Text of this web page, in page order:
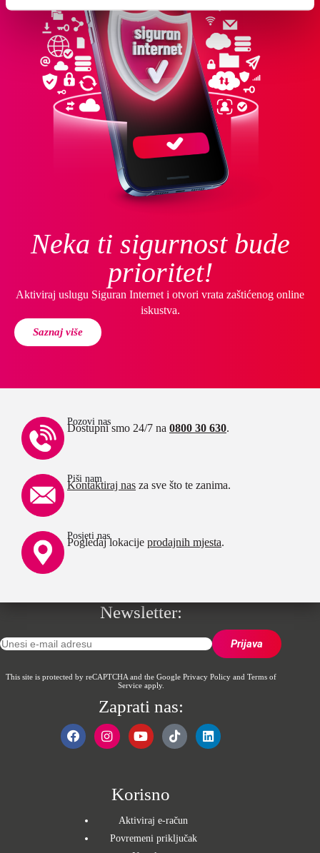
Neka ti sigurnost bude
prioritet!
Aktiviraj uslugu Siguran Internet i otvori vrata zaštićenog online
iskustva.
Saznaj više
Pozovi nas
Dostupni smo 24/7 na 0800 30 630.
Piši nam
Kontaktiraj nas za sve što te zanima.
Posjeti nas
Pogledaj lokacije prodajnih mjesta.
Korisno
Aktiviraj e-račun
Povremeni priključak
Newsletter:
This site is protected by reCAPTCHA and the Google Privacy Policyand Terms of
Serviceapply.
Zaprati nas: